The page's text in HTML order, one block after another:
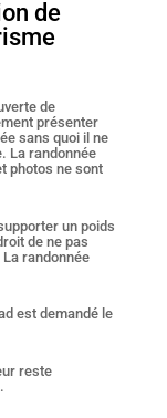
de
de
présenter
sans quoi il ne
La randonnée
photos ne sont
un poids
de ne pas
randonnée
est demandé le
reste